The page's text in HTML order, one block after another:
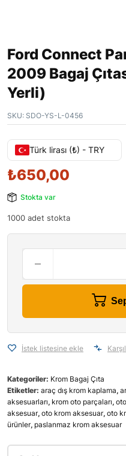
Ford Connect
2009 Bagaj
Yerli)
SKU: SDO-YS-L-0456
Türk lirası (₺) - TRY
₺650,00
Stokta var
1000 adet stokta
İstek listesine ekle
Kategoriler: Krom Bagaj Çıta
Etiketler: araç dış krom kaplama,
aksesuarları, krom oto parçaları,
aksesuar, oto krom aksesuar, oto
ürünler, paslanmaz krom aksesuar